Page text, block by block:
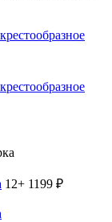
12+ 1199 ₽